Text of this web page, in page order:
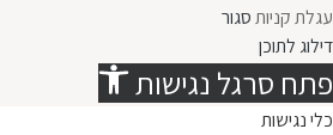
עגלת קניותסגור
דילוג לתוכן
פתח סרגל נגישות
כלי נגישות